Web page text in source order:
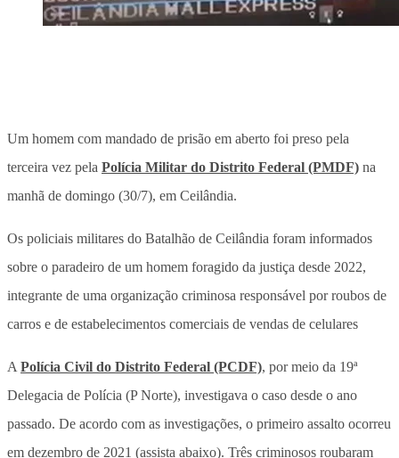
Um homem com mandado de prisão em aberto foi preso pela
terceira vez pela Polícia Militar do Distrito Federal (PMDF) na
manhã de domingo (30/7), em Ceilândia.
Os policiais militares do Batalhão de Ceilândia foram informados
sobre o paradeiro de um homem foragido da justiça desde 2022,
integrante de uma organização criminosa responsável por roubos de
carros e de estabelecimentos comerciais de vendas de celulares
A Polícia Civil do Distrito Federal (PCDF), por meio da 19ª
Delegacia de Polícia (P Norte), investigava o caso desde o ano
passado. De acordo com as investigações, o primeiro assalto ocorreu
em dezembro de 2021 (assista abaixo). Três criminosos roubaram